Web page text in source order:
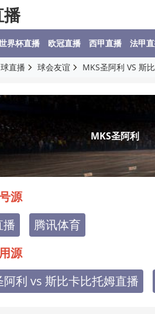
界杯直播 欧冠直播 西甲直播 法甲
直播 球会友谊 MKS圣阿利 VS 斯
MKS圣阿利
源
播
腾讯体育
源
阿利 vs 斯比卡比托姆直播